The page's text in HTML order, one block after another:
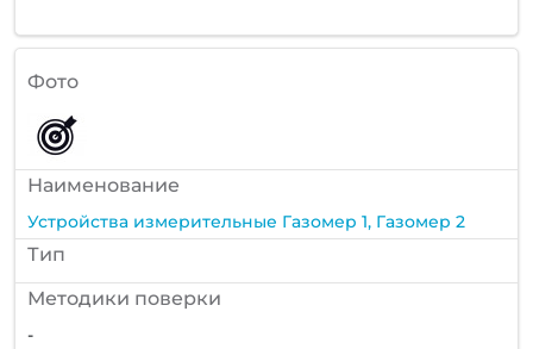
Фото
Наименование
Устройства измерительные Газомер 1, Газомер 2
Тип
Методики поверки
-